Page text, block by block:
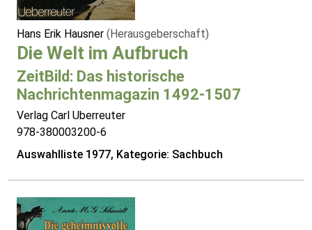
Hans Erik Hausner (Herausgeberschaft)
Die Welt im Aufbruch
ZeitBild: Das historische
Nachrichtenmagazin 1492-1507
Verlag Carl Uberreuter
978-380003200-6
Auswahlliste 1977, Kategorie: Sachbuch